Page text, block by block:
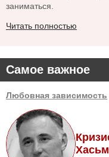
Самое важное
Любовная зависимость
заниматься.
Читать полностью